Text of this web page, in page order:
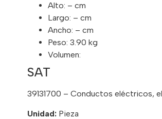
Alto: – cm
Largo: – cm
Ancho: – cm
Peso: 3.90 kg
Volumen:
SAT
39131700 – Conductos eléctricos,
Unidad: Pieza